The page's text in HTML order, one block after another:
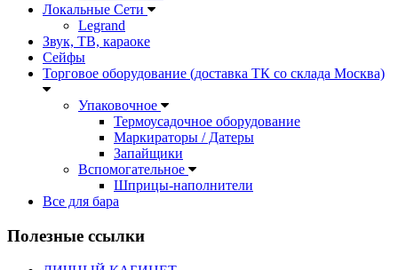
Локальные Сети
Legrand
Звук, ТВ, караоке
Сейфы
Торговое оборудование (доставка ТК со склада Москва)
Упаковочное
Термоусадочное оборудование
Маркираторы / Датеры
Запайщики
Вспомогательное
Шприцы-наполнители
Все для бара
Полезные ссылки